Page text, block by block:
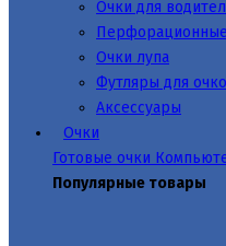
Очки для
Очки лупа
Футляры для
Аксессуары
Очки
Готовые очки
Популярные товары